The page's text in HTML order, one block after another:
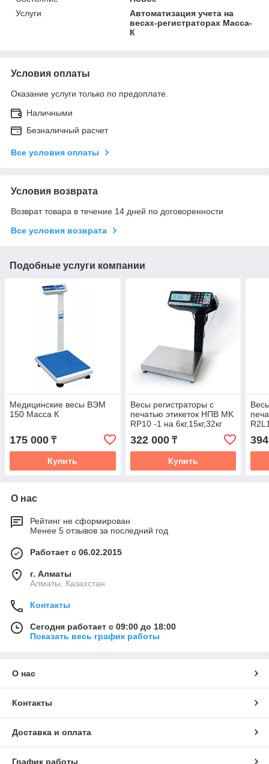
Услуги
Автоматизация учета на
весах-регистраторах Масса-
К
Условия оплаты
Оказание услуги только по предоплате.
Наличными
Безналичный расчет
Все условия оплаты
Условия возврата
Возврат товара в течение 14 дней по договоренности
Все условия возврата
Подобные услуги компании
Медицинские весы ВЭМ
150 Масса К
175 000 ₸
Купить
Весы регистраторы с
печатью этикеток НПВ MK
RP10 -1 на 6кг,15кг,32кг
322 000₸
Купить
О нас
Рейтинг не сформирован
Менее 5 отзывов за последний год
Работает с 06.02.2015
г. Алматы
Алматы, Казахстан
Контакты
Сегодня работает с 09:00 до 18:00
Показать весь график работы
О нас
Контакты
Доставка и оплата
График работы